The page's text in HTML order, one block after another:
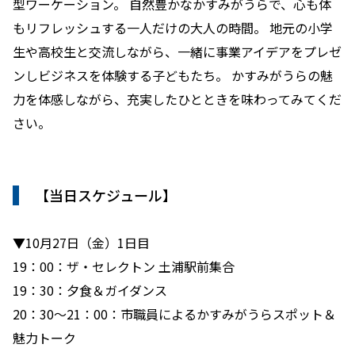
型ワーケーション。 自然豊かなかすみがうらで、心も体
もリフレッシュする一人だけの大人の時間。 地元の小学
生や高校生と交流しながら、一緒に事業アイデアをプレゼ
ンしビジネスを体験する子どもたち。 かすみがうらの魅
力を体感しながら、充実したひとときを味わってみてくだ
さい。
【当日スケジュール】
▼10月27日（金）1日目
19：00：ザ・セレクトン 土浦駅前集合
19：30：夕食＆ガイダンス
20：30〜21：00：市職員によるかすみがうらスポット＆
魅力トーク